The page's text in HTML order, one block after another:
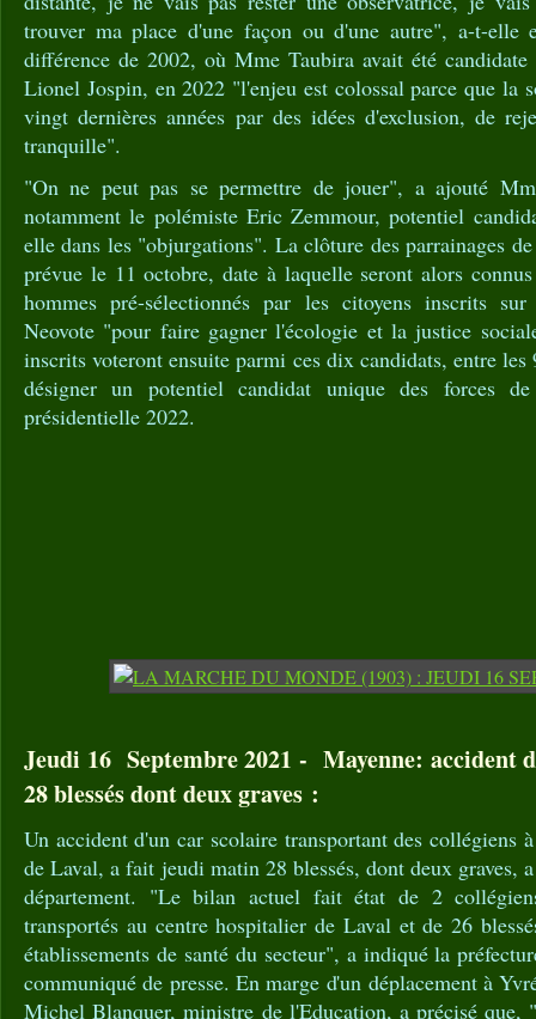
trouver ma place d'une façon ou d'une autre", a-t-elle
différence de 2002, où Mme Taubira avait été
Lionel Jospin, en 2022 "l'enjeu est colossal parce que la
vingt dernières années par des idées d'exclusion, de
tranquille".
"On ne peut pas se permettre de jouer", a ajouté
notamment le polémiste Eric Zemmour, potentiel
elle dans les "objurgations". La clôture des parrainages
prévue le 11 octobre, date à laquelle seront alors
hommes pré-sélectionnés par les citoyens inscrits
Neovote "pour faire gagner l'écologie et la justice
inscrits voteront ensuite parmi ces dix candidats, entre
désigner un potentiel candidat unique des forces
présidentielle 2022.
Jeudi 16 Septembre 2021 - Mayenne: accident
28 blessés dont deux graves :
Un accident d'un car scolaire transportant des collégiens
de Laval, a fait jeudi matin 28 blessés, dont deux graves,
département. "Le bilan actuel fait état de 2
transportés au centre hospitalier de Laval et de 26
établissements de santé du secteur", a indiqué la
communiqué de presse. En marge d'un déplacement à
Michel Blanquer, ministre de l'Education, a précisé que,